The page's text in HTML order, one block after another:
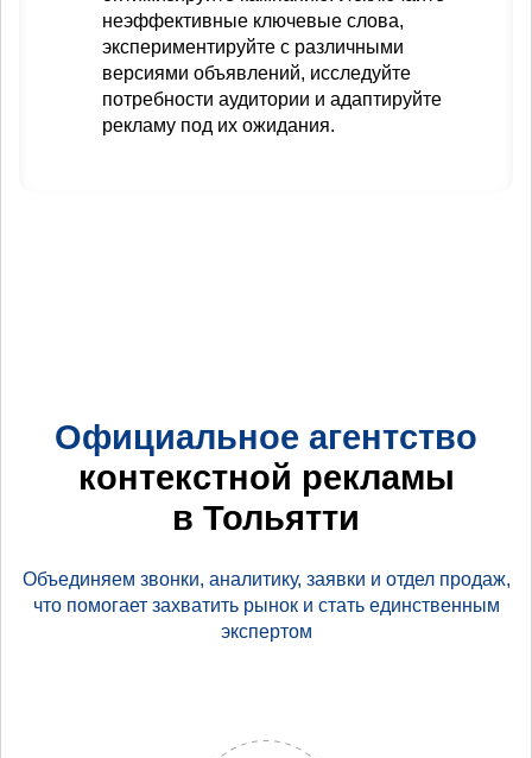
неэффективные ключевые слова,
экспериментируйте с различными
версиями объявлений, исследуйте
потребности аудитории и адаптируйте
рекламу под их ожидания.
Официальное агентство
контекстной рекламы
в Тольятти
Объединяем звонки, аналитику, заявки и отдел продаж,
что помогает захватить рынок и стать единственным
экспертом